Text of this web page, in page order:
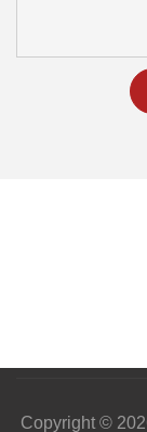
Copyright ©